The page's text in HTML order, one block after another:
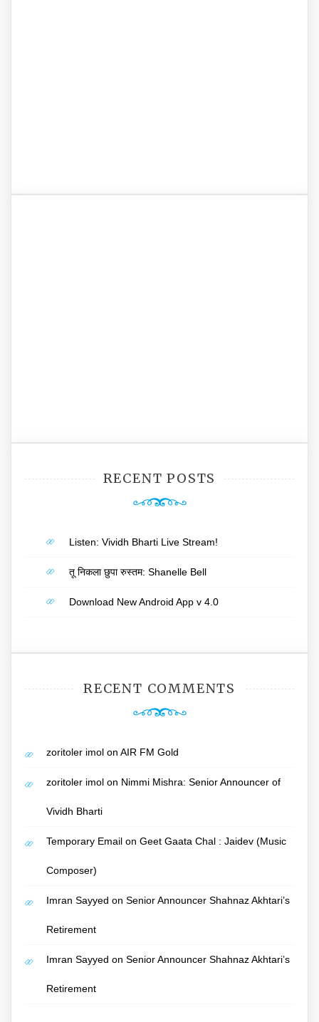
RECENT POSTS
Listen: Vividh Bharti Live Stream!
तू निकला छुपा रुस्तम: Shanelle Bell
Download New Android App v 4.0
RECENT COMMENTS
zoritoler imol on AIR FM Gold
zoritoler imol on Nimmi Mishra: Senior Announcer of
Vividh Bharti
Temporary Email on Geet Gaata Chal : Jaidev (Music
Composer)
Imran Sayyed on Senior Announcer Shahnaz Akhtari’s
Retirement
Imran Sayyed on Senior Announcer Shahnaz Akhtari’s
Retirement